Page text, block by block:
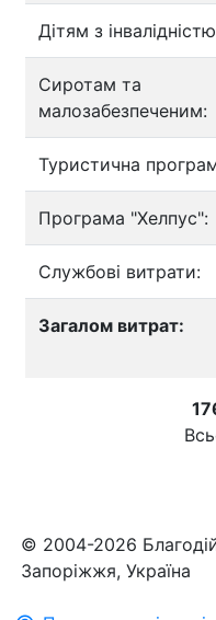
Дітям з
Сиротам та
малозабезпеченим:
Туристична
Програма "Хелпус":
Службові витрати:
Загалом витрат:
© 2004-2026
Запоріжжя, Україна